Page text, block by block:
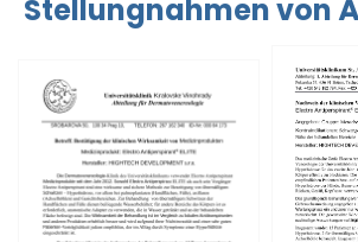
Stellungnahmen von